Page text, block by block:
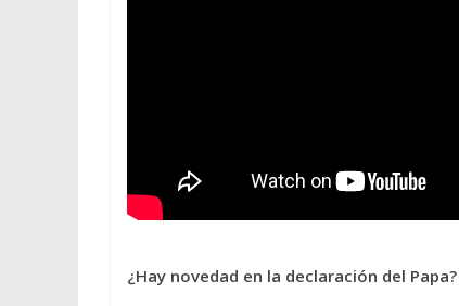
¿Hay novedad en la declaración del Papa?